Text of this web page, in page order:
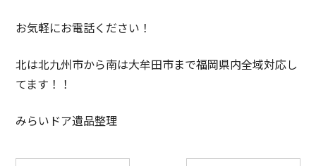
お気軽にお電話ください！
北は北九州市から南は大牟田市まで福岡県内全域対応し
てます！！
みらいドア遺品整理